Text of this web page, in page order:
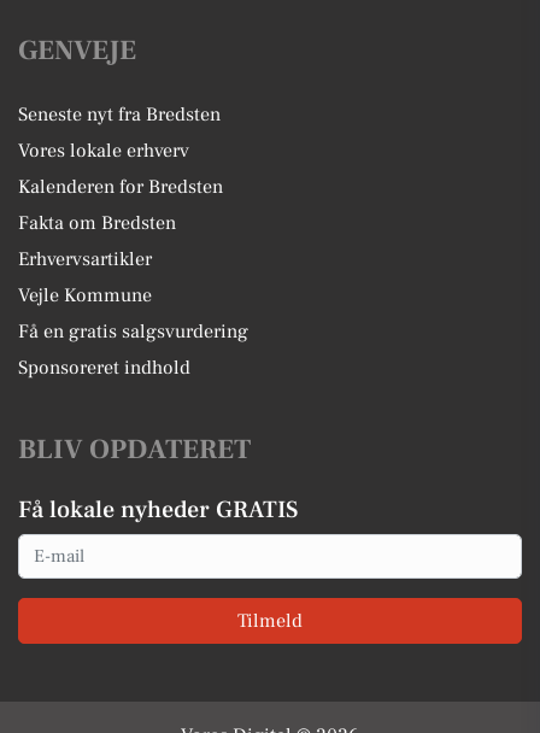
GENVEJE
Seneste nyt fra Bredsten
Vores lokale erhverv
Kalenderen for Bredsten
Fakta om Bredsten
Erhvervsartikler
Vejle Kommune
Få en gratis salgsvurdering
Sponsoreret indhold
BLIV OPDATERET
Få lokale nyheder GRATIS
Email
Tilmeld